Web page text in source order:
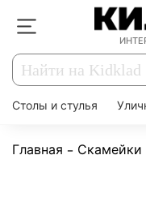
Столы и стулья
Главная Скамейки